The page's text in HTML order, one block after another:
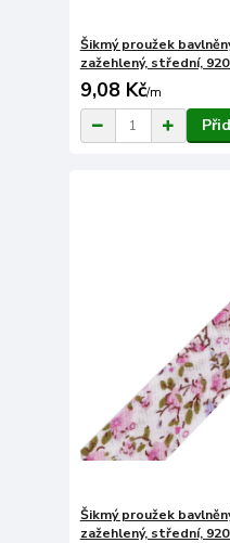
Šikmý proužek
zažehlený, střední,
9,08 Kč/m
Šikmý proužek
zažehlený, střední,